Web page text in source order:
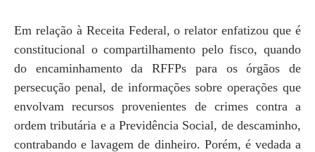
Em relação à Receita Federal, o relator enfatizou que é
constitucional o compartilhamento pelo fisco, quando
do encaminhamento da RFFPs para os órgãos de
persecução penal, de informações sobre operações que
envolvam recursos provenientes de crimes contra a
ordem tributária e a Previdência Social, de descaminho,
contrabando e lavagem de dinheiro. Porém, é vedada a